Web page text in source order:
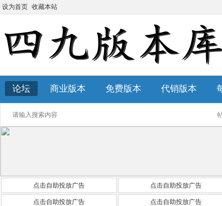
设为首页 收藏本站
论坛 商业版本 免费版本 代销版本
点击自助投放广告 点击自助投放广告
点击自助投放广告 点击自助投放广告